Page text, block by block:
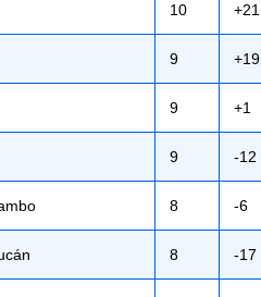
10 +21
9 +19
9 +1
9 -12
8 -6
8 -17